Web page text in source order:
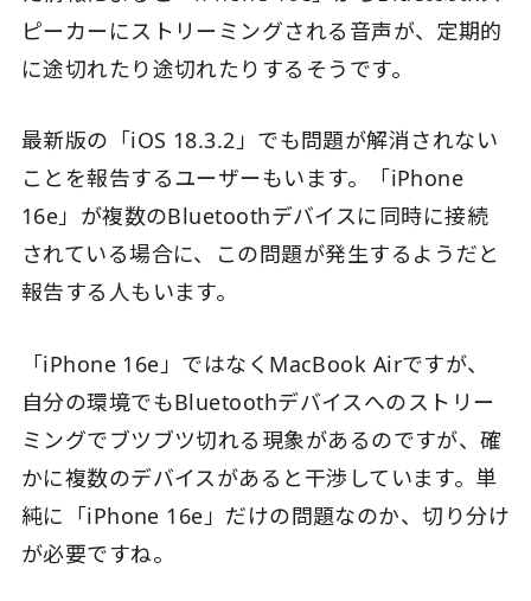
ピーカーにストリーミングされる音声が、定期的
に途切れたり途切れたりするそうです。
最新版の「iOS 18.3.2」でも問題が解消されない
ことを報告するユーザーもいます。「iPhone
16e」が複数のBluetoothデバイスに同時に接続
されている場合に、この問題が発生するようだと
報告する人もいます。
「iPhone 16e」ではなくMacBook Airですが、
自分の環境でもBluetoothデバイスへのストリー
ミングでブツブツ切れる現象があるのですが、確
かに複数のデバイスがあると干渉しています。単
純に「iPhone 16e」だけの問題なのか、切り分け
が必要ですね。